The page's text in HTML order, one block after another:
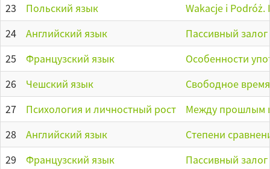
23
Польский язык
Wakacje i
24
Английский язык
Пассивный
25
Французский язык
Особенности
26
Чешский язык
Свободное
27
Психология и личностный рост
Между прошлым
28
Английский язык
Степени
29
Французский язык
Пассивный